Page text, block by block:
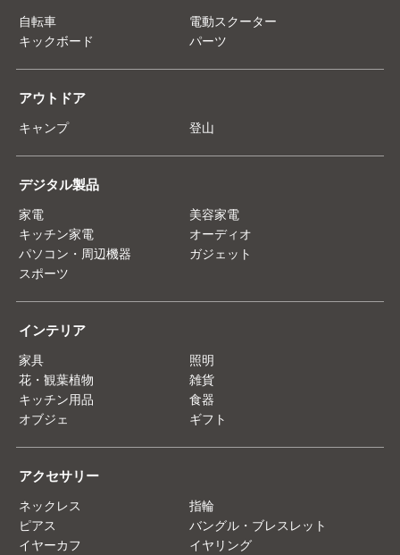
自転車
電動スクーター
キックボード
パーツ
アウトドア
キャンプ 登山
デジタル製品
家電
美容家電
キッチン家電
オーディオ
パソコン・周辺機器
ガジェット
スポーツ
インテリア
家具
照明
花・観葉植物
雑貨
キッチン用品
食器
オブジェ
ギフト
アクセサリー
ネックレス
指輪
ピアス
バングル・ブレスレット
イヤーカフ
イヤリング